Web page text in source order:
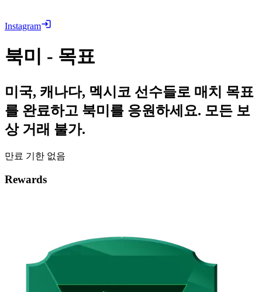
Instagram
북미 - 목표
미국, 캐나다, 멕시코 선수들로 매치 목표
를 완료하고 북미를 응원하세요. 모든 보
상 거래 불가.
만료 기한 없음
Rewards